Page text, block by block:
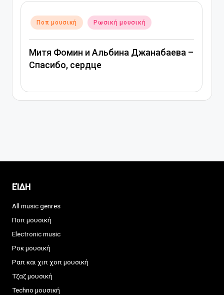
Αναρτήθηκε
Ποπ μουσική Ρωσική μουσική
Вера Брежнева – Девочка моя
ΕΊΔΗ
All music genres
Ποπ μουσική
Electronic music
Ροκ μουσική
Ραπ και χιπ χοπ μουσική
Τζαζ μουσική
Techno μουσική